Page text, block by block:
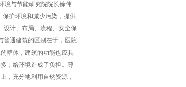
境与节能研究院院长徐伟
保护环境和减少污染，提供
设计、布局、流程、安全保
普通建筑的区别在于，医院
群体，建筑的功能也应具
，给环境造成了负担。尊
，充分地利用自然资源，